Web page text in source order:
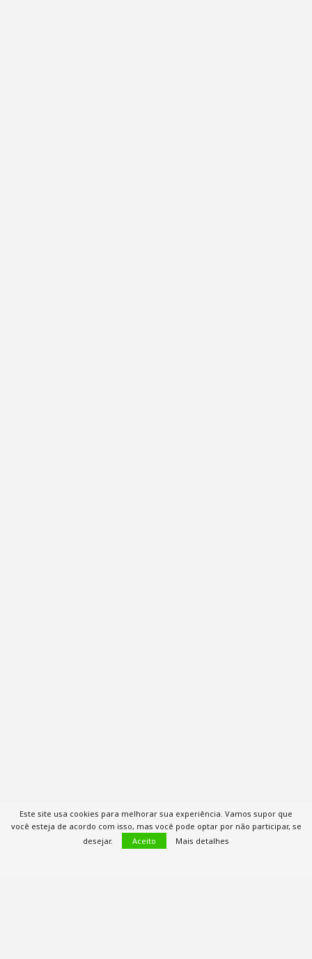
Este site usa cookies para melhorar sua experiência. Vamos supor que
você esteja de acordo com isso, mas você pode optar por não participar, se
desejar.
Aceito Mais detalhes